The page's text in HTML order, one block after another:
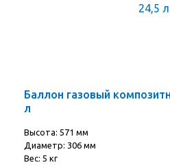
Баллон газовый
л
Высота: 571 мм
Диаметр: 306 мм
Вес: 5 кг